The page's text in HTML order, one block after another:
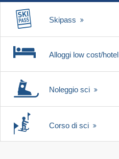
Skipass
Alloggi low cost/hotel
Noleggio sci
Corso di sci